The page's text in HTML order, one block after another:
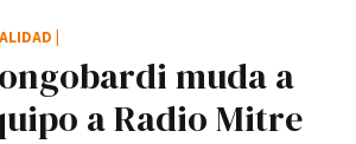
muda a
a Radio Mitre